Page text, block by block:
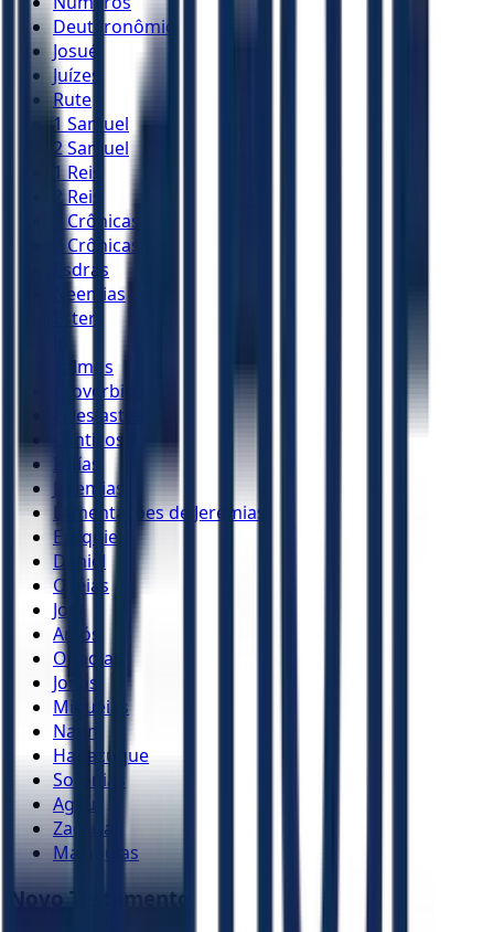
Deuteronômio
Josué
Juízes
Rute
1 Samuel
2 Samuel
1 Reis
2 Reis
1 Crônicas
2 Crônicas
Esdras
Neemias
Ester
Salmos
Provérbios
Eclesiastes
Cânticos
Isaías
Jeremias
Lamentações de Jeremias
Ezequiel
Daniel
Oséias
Joel
Amós
Obadias
Jonas
Miquéias
Naum
Habacuque
Sofonias
Ageu
Zacarias
Malaquias
Novo Testamento